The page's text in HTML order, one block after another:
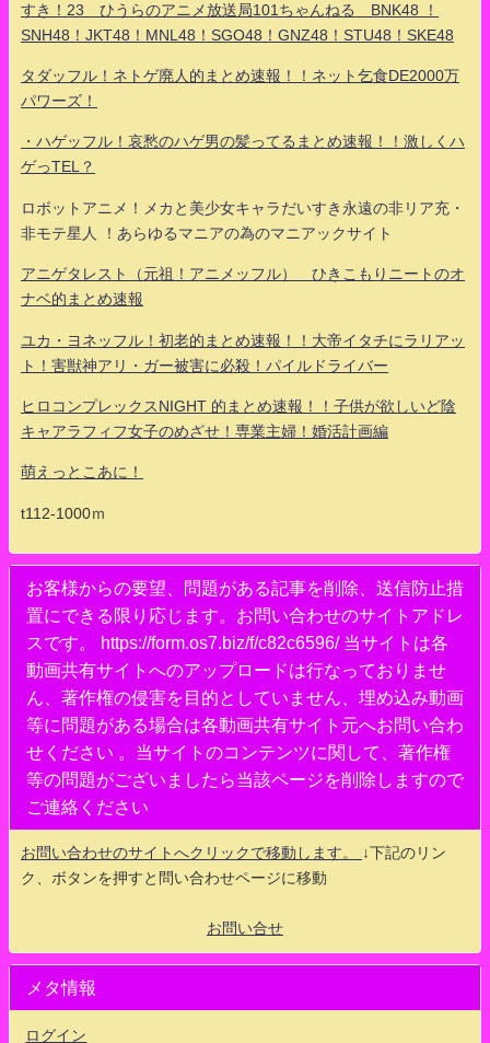
すき！23 ひうらのアニメ放送局101ちゃんねる BNK48 ！
SNH48！JKT48！MNL48！SGO48！GNZ48！STU48！SKE48
タダッフル！ネトゲ廃人的まとめ速報！！ネット乞食DE2000万
パワーズ！
・ハゲッフル！哀愁のハゲ男の髪ってるまとめ速報！！激しくハ
ゲっTEL？
ロボットアニメ！メカと美少女キャラだいすき永遠の非リア充・
非モテ星人 ！あらゆるマニアの為のマニアックサイト
アニゲタレスト（元祖！アニメッフル） ひきこもりニートのオ
ナベ的まとめ速報
ユカ・ヨネッフル！初老的まとめ速報！！大帝イタチにラリアッ
ト！害獣神アリ・ガー被害に必殺！パイルドライバー
ヒロコンプレックスNIGHT 的まとめ速報！！子供が欲しいど陰
キャアラフィフ女子のめざせ！専業主婦！婚活計画編
萌えっとこあに！
t112-1000ｍ
お客様からの要望、問題がある記事を削除、送信防止措
置にできる限り応じます。お問い合わせのサイトアドレ
スです。 https://form.os7.biz/f/c82c6596/ 当サイトは各
動画共有サイトへのアップロードは行なっておりませ
ん、著作権の侵害を目的としていません、埋め込み動画
等に問題がある場合は各動画共有サイト元へお問い合わ
せください 。当サイトのコンテンツに関して、著作権
等の問題がございましたら当該ページを削除しますので
ご連絡ください
お問い合わせのサイトへクリックで移動します。
↓下記のリン
ク、ボタンを押すと問い合わせページに移動
お問い合せ
メタ情報
ログイン